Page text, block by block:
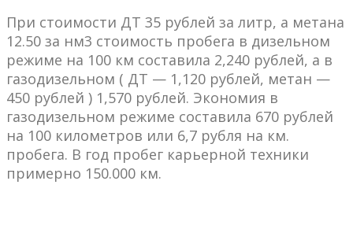
При стоимости ДТ 35 рублей за литр, а метана
12.50 за нм3 стоимость пробега в дизельном
режиме на 100 км составила 2,240 рублей, а в
газодизельном ( ДТ — 1,120 рублей, метан —
450 рублей ) 1,570 рублей. Экономия в
газодизельном режиме составила 670 рублей
на 100 километров или 6,7 рубля на км.
пробега. В год пробег карьерной техники
примерно 150.000 км.